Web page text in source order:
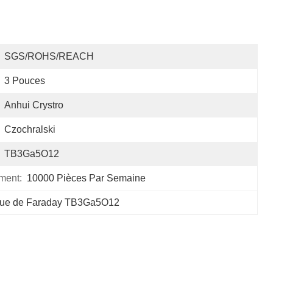
SGS/ROHS/REACH
3 Pouces
Anhui Crystro
Czochralski
TB3Ga5O12
10000 Pièces Par Semaine
de Faraday TB3Ga5O12